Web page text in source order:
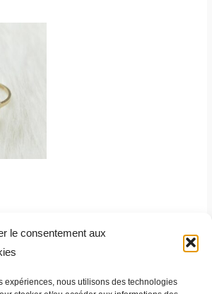
le consentement aux
expériences, nous utilisons des technologies